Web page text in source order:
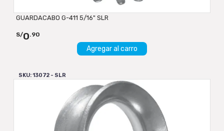
GUARDACABO G-411 5/16" SLR
S/0.90
Agregar al carro
SKU: 13072 - SLR